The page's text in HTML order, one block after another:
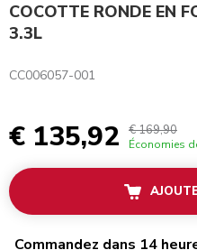
COCOTTE RONDE EN
3.3L
CC006057-001
€ 135,92 € 169,90
Économies
Commandez dans 14